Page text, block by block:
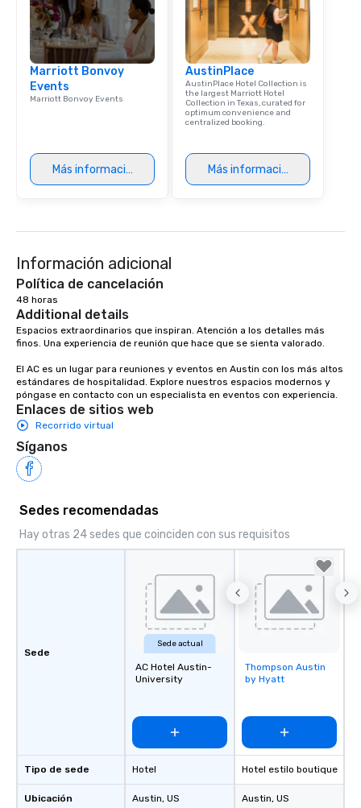
Marriott Bonvoy
Events
Marriott Bonvoy Events
Más información
AustinPlace
AustinPlace Hotel Collection is
the largest Marriott Hotel
Collection in Texas, curated for
optimum convenience and
centralized booking.
Más información
Información adicional
Política de cancelación
48 horas
Additional details
Espacios extraordinarios que inspiran. Atención a los detalles más
finos. Una experiencia de reunión que hace que se sienta valorado.
El AC es un lugar para reuniones y eventos en Austin con los más altos
estándares de hospitalidad. Explore nuestros espacios modernos y
póngase en contacto con un especialista en eventos con experiencia.
Enlaces de sitios web
Recorrido virtual
Síganos
Sedes recomendadas
Hay otras 24 sedes que coinciden con sus requisitos
Sede
Tipo de sede
Ubicación
Sede actual
AC Hotel Austin-
University
Hotel
Austin, US
Removed from
favorites
Thompson Austin
by Hyatt
Hotel estilo boutique
Austin, US